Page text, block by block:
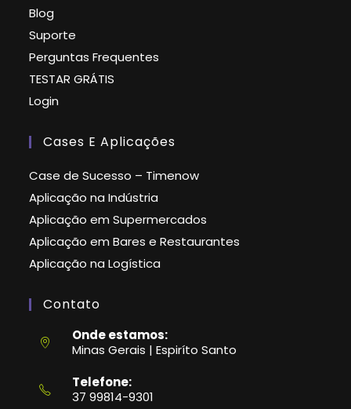
Blog
Suporte
Perguntas Frequentes
TESTAR GRÁTIS
Login
Cases E Aplicações
Case de Sucesso – Timenow
Aplicação na Indústria
Aplicação em Supermercados
Aplicação em Bares e Restaurantes
Aplicação na Logística
Contato
Onde estamos:
Minas Gerais | Espiríto Santo
Telefone:
37 99814-9301